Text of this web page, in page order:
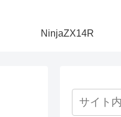
NinjaZX14R